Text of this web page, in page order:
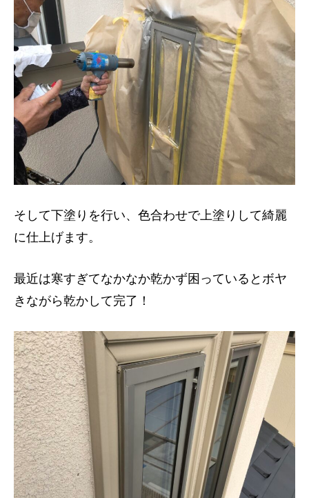
そして下塗りを行い、色合わせで上塗りして綺麗
に仕上げます。
最近は寒すぎてなかなか乾かず困っているとボヤ
きながら乾かして完了！